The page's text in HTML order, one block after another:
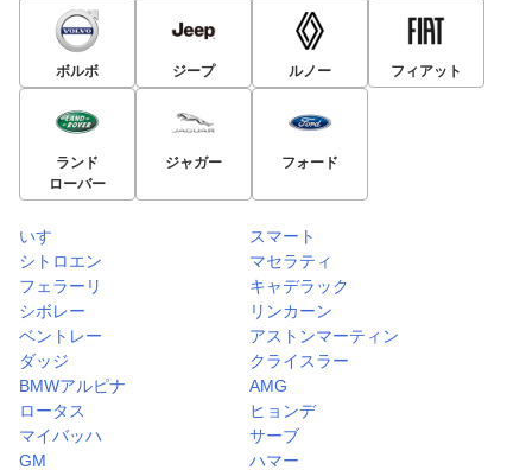
ボルボ ジープ ルノー フィアット
ランド
ローバー
ジャガー フォード
いすゞ
スマート
シトロエン
マセラティ
フェラーリ
キャデラック
シボレー
リンカーン
ベントレー
アストンマーティン
ダッジ
クライスラー
BMWアルピナ
AMG
ロータス
ヒョンデ
マイバッハ
サーブ
GM
ハマー